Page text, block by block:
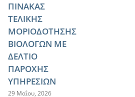
ΠΙΝΑΚΑΣ
ΤΕΛΙΚΗΣ
ΜΟΡΙΟΔΟΤΗΣΗΣ
ΒΙΟΛΟΓΩΝ ΜΕ
ΔΕΛΤΙΟ
ΠΑΡΟΧΗΣ
ΥΠΗΡΕΣΙΩΝ
29 Μαΐου, 2026